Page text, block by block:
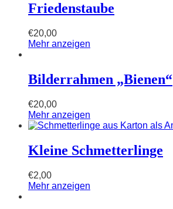
Friedenstaube
€20,00
Mehr anzeigen
Bilderrahmen „Bienen“
€20,00
Mehr anzeigen
Kleine Schmetterlinge
€2,00
Mehr anzeigen